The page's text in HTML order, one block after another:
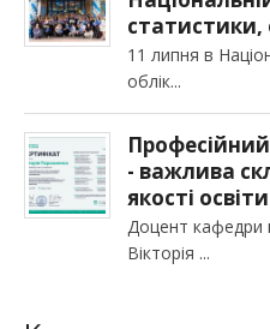
статистики,
11 липня в
облік
- важлива
якості освіти
Доцент кафедри
Вікторія